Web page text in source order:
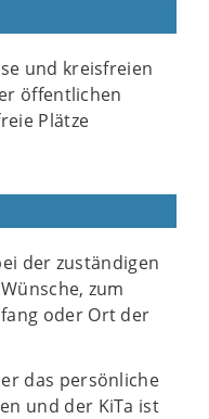
und kreisfreien
öffentlichen
Plätze
der zuständigen
zum
oder Ort der
das persönliche
und der KiTa ist